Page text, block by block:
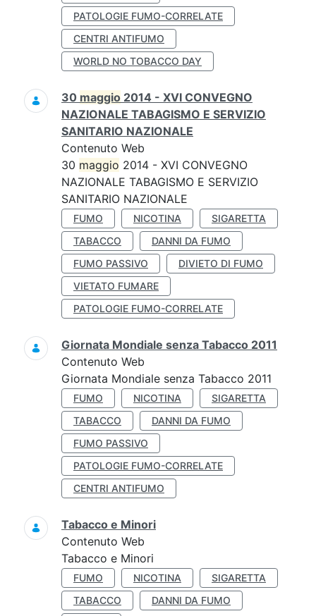
PATOLOGIE FUMO-CORRELATE
CENTRI ANTIFUMO
WORLD NO TOBACCO DAY
30 maggio 2014 - XVI CONVEGNO
NAZIONALE TABAGISMO E SERVIZIO
SANITARIO NAZIONALE
Contenuto Web
30 maggio 2014 - XVI CONVEGNO
NAZIONALE TABAGISMO E SERVIZIO
SANITARIO NAZIONALE
FUMO NICOTINA
SIGARETTA
TABACCO
DANNI DA FUMO
FUMO PASSIVO
DIVIETO DI FUMO
VIETATO FUMARE
PATOLOGIE FUMO-CORRELATE
Giornata Mondiale senza Tabacco 2011
Contenuto Web
Giornata Mondiale senza Tabacco 2011
FUMO NICOTINA
SIGARETTA
TABACCO
DANNI DA FUMO
FUMO PASSIVO
PATOLOGIE FUMO-CORRELATE
CENTRI ANTIFUMO
Tabacco e Minori
Contenuto Web
Tabacco e Minori
FUMO NICOTINA
SIGARETTA
TABACCO
DANNI DA FUMO